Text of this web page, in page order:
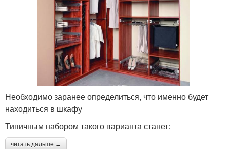
Необходимо заранее определиться, что именно будет
находиться в шкафу
Типичным набором такого варианта станет:
читать дальше →